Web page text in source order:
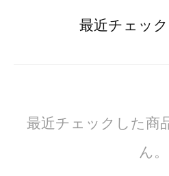
最近チェッ
最近チェックした商
ん。